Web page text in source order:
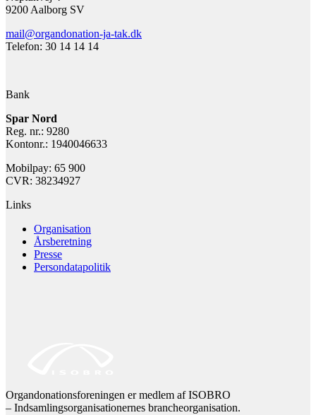
9200 Aalborg SV
mail@organdonation-ja-tak.dk
Telefon: 30 14 14 14
Bank
Spar Nord
Reg. nr.: 9280
Kontonr.: 1940046633
Mobilpay: 65 900
CVR: 38234927
Links
Organisation
Årsberetning
Presse
Persondatapolitik
Organdonationsforeningen er medlem af ISOBRO
– Indsamlingsorganisationernes brancheorganisation.